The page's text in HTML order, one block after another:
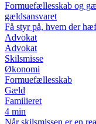
Formuefællesskab og
gældsansvaret
Få styr på, hvem der
Advokat
Advokat
Skilsmisse
Økonomi
Formuefællesskab
Gæld
Familieret
4 min